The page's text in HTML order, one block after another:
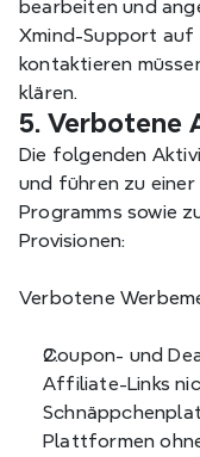
bearbeiten und
Xmind-Support
kontaktieren
klären.
5. Verbotene
Die folgenden
und führen zu
Programms sowie
Provisionen:
Verbotene
Coupon- und
Affiliate-Links
Plattformen